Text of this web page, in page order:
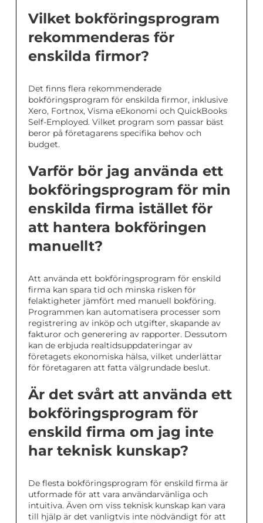
Vilket bokföringsprogram
rekommenderas för
enskilda firmor?
Det finns flera rekommenderade
bokföringsprogram för enskilda firmor, inklusive
Xero, Fortnox, Visma eEkonomi och QuickBooks
Self-Employed. Vilket program som passar bäst
beror på företagarens specifika behov och
budget.
Varför bör jag använda ett
bokföringsprogram för min
enskilda firma istället för
att hantera bokföringen
manuellt?
Att använda ett bokföringsprogram för enskild
firma kan spara tid och minska risken för
felaktigheter jämfört med manuell bokföring.
Programmen kan automatisera processer som
registrering av inköp och utgifter, skapande av
fakturor och generering av rapporter. Dessutom
kan de erbjuda realtidsuppdateringar av
företagets ekonomiska hälsa, vilket underlättar
för företagaren att fatta välgrundade beslut.
Är det svårt att använda ett
bokföringsprogram för
enskild firma om jag inte
har teknisk kunskap?
De flesta bokföringsprogram för enskild firma är
utformade för att vara användarvänliga och
intuitiva. Även om viss teknisk kunskap kan vara
till hjälp är det vanligtvis inte nödvändigt för att